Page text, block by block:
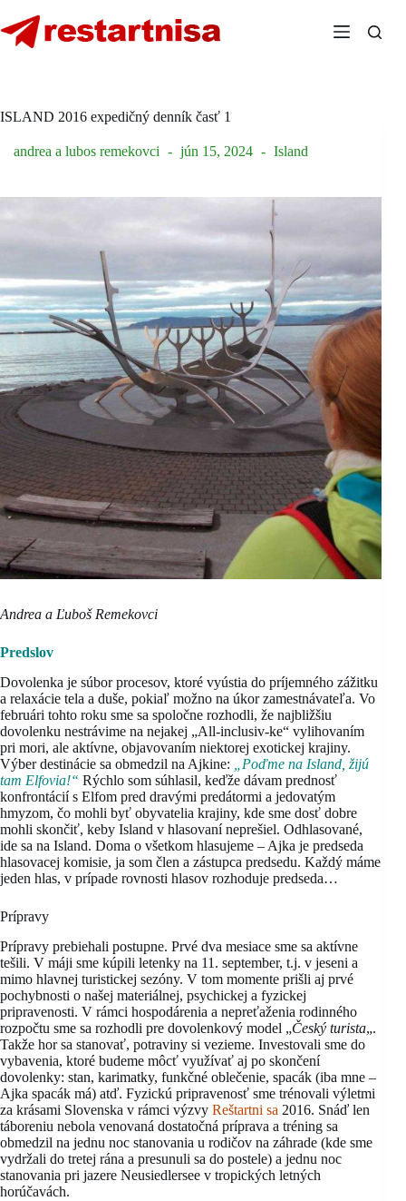
to
content
ISLAND 2016 expedičný denník časť 1
andrea a lubos remekovci jún 15, 2024 Island
Andrea a Ľuboš Remekovci
Predslov
Dovolenka je súbor procesov, ktoré vyústia do príjemného zážitku
a relaxácie tela a duše, pokiaľ možno na úkor zamestnávateľa. Vo
februári tohto roku sme sa spoločne rozhodli, že najbližšiu
dovolenku nestrávime na nejakej „All-inclusiv-ke“ vylihovaním
pri mori, ale aktívne, objavovaním niektorej exotickej krajiny.
Výber destinácie sa obmedzil na Ajkine:
„Poďme na Island, žijú
tam Elfovia!“ Rýchlo som súhlasil, keďže dávam prednosť
konfrontácií s Elfom pred dravými predátormi a jedovatým
hmyzom, čo mohli byť obyvatelia krajiny, kde sme dosť dobre
mohli skončiť, keby Island v hlasovaní neprešiel. Odhlasované,
ide sa na Island. Doma o všetkom hlasujeme – Ajka je predseda
hlasovacej komisie, ja som člen a zástupca predsedu. Každý máme
jeden hlas, v prípade rovnosti hlasov rozhoduje predseda…
Prípravy
Prípravy prebiehali postupne. Prvé dva mesiace sme sa aktívne
tešili. V máji sme kúpili letenky na 11. september, t.j. v jeseni a
mimo hlavnej turistickej sezóny. V tom momente prišli aj prvé
pochybnosti o našej materiálnej, psychickej a fyzickej
pripravenosti. V rámci hospodárenia a nepreťaženia rodinného
rozpočtu sme sa rozhodli pre dovolenkový model „Český turista„.
Takže hor sa stanovať, potraviny si vezieme. Investovali sme do
vybavenia, ktoré budeme môcť využívať aj po skončení
dovolenky: stan, karimatky, funkčné oblečenie, spacák (iba mne –
Ajka spacák má) atď. Fyzickú pripravenosť sme trénovali výletmi
za krásami Slovenska v rámci výzvy Reštartni sa 2016. Snáď len
táboreniu nebola venovaná dostatočná príprava a tréning sa
obmedzil na jednu noc stanovania u rodičov na záhrade (kde sme
vydržali do tretej rána a presunuli sa do postele) a jednu noc
stanovania pri jazere Neusiedlersee v tropických letných
horúčavách.